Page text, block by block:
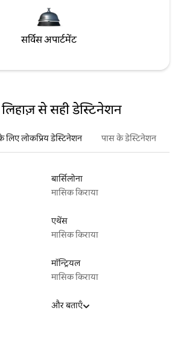
सर्विस अपार्टमेंट
से सही डेस्टिनेशन
लोकप्रिय डेस्टिनेशन पास के डेस्टिनेशन
बार्सिलोना
मासिक किराया
एथेंस
मासिक किराया
मॉन्ट्रियल
मासिक किराया
और बताएँ